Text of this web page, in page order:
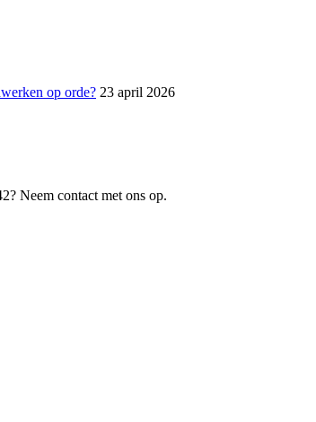
op orde? 23 april 2026
Neem contact met ons op.